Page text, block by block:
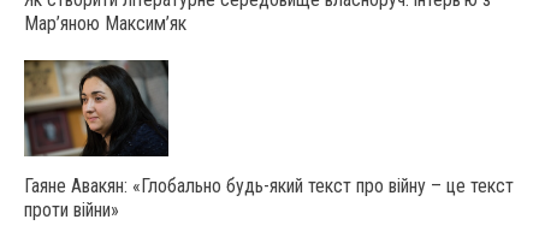
Мар’яною Максим’як
Гаяне Авакян: «Глобально будь-який текст про війну – це текст
проти війни»